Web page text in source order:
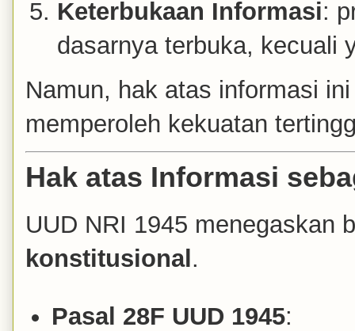
Keterbukaan Informasi:
dasarnya terbuka, kecuali
Namun, hak atas informasi
memperoleh kekuatan
Hak atas Informasi
UUD NRI 1945 menegaskan
konstitusional .
Pasal 28F UUD 1945: